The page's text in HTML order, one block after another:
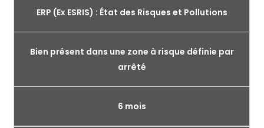
ERP (Ex ESRIS) : État des Risques et Pollutions
Bien présent dans une zone à risque définie par
arrêté
6 mois